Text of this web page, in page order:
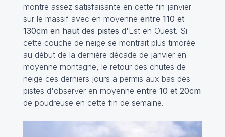
montre assez satisfaisante en cette fin janvier
sur le massif avec en moyenne entre 110 et
130cm en haut des pistes d'Est en Ouest. Si
cette couche de neige se montrait plus timorée
au début de la dernière décade de janvier en
moyenne montagne, le retour des chutes de
neige ces derniers jours a permis aux bas des
pistes d'observer en moyenne entre 10 et 20cm
de poudreuse en cette fin de semaine.